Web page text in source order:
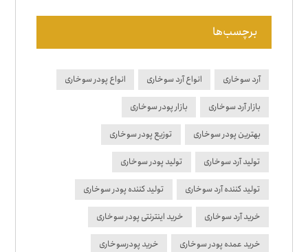
برچسب‌ها
آرد سوخاری انواع آرد سوخاری انواع پودر سوخاری
بازار آرد سوخاری بازار پودر سوخاری
بهترین پودر سوخاری توزیع پودر سوخاری
تولید آرد سوخاری تولید پودر سوخاری
تولید کننده آرد سوخاری تولید کننده پودر سوخاری
خرید آرد سوخاری خرید اینترنتی پودر سوخاری
خرید عمده پودر سوخاری خرید پودرسوخاری